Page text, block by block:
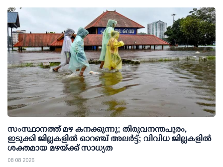
സംസ്ഥാനത്ത് മഴ കനക്കുന്നു; തിരുവനന്തപുരം,
ഇടുക്കി ജില്ലകളിൽ ഓറഞ്ച് അലർട്ട്; വിവിധ ജില്ലകളിൽ
ശക്തമായ മഴയ്ക്ക് സാധ്യത
08 08 2026